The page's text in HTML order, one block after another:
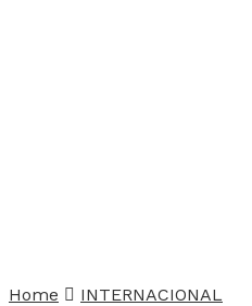
Home INTERNACIONAL